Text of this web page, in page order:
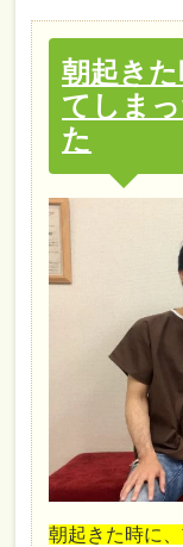
朝起き
てしま
た
朝起きた時に